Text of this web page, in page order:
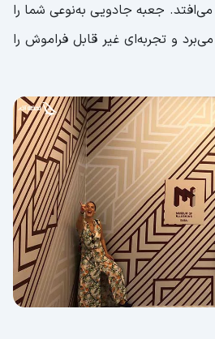
جعبه جادویی به‌نوعی شما را
و تجربه‌ای غیر قابل فراموش را